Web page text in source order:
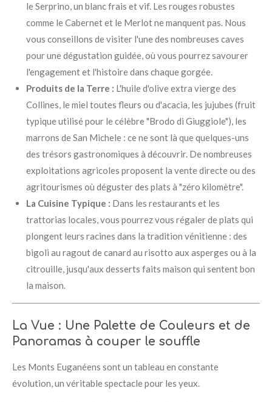
le Serprino, un blanc frais et vif. Les rouges robustes
comme le Cabernet et le Merlot ne manquent pas. Nous
vous conseillons de visiter l'une des nombreuses caves
pour une dégustation guidée, où vous pourrez savourer
l'engagement et l'histoire dans chaque gorgée.
Produits de la Terre : L'huile d'olive extra vierge des
Collines, le miel toutes fleurs ou d'acacia, les jujubes (fruit
typique utilisé pour le célèbre "Brodo di Giuggiole"), les
marrons de San Michele : ce ne sont là que quelques-uns
des trésors gastronomiques à découvrir. De nombreuses
exploitations agricoles proposent la vente directe ou des
agritourismes où déguster des plats à "zéro kilomètre".
La Cuisine Typique : Dans les restaurants et les
trattorias locales, vous pourrez vous régaler de plats qui
plongent leurs racines dans la tradition vénitienne : des
bigoli au ragout de canard au risotto aux asperges ou à la
citrouille, jusqu'aux desserts faits maison qui sentent bon
la maison.
La Vue : Une Palette de Couleurs et de
Panoramas à couper le souffle
Les Monts Euganéens sont un tableau en constante
évolution, un véritable spectacle pour les yeux.